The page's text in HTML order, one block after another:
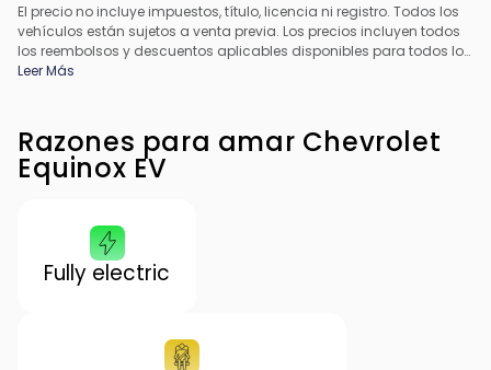
El precio no incluye impuestos, título, licencia ni registro. Todos los
vehículos están sujetos a venta previa. Los precios incluyen todos
los reembolsos y descuentos aplicables disponibles para todos los
consumidores; pueden aplicarse reembolsos adicionales. Es
de procesamiento del concesionario. El precio real del
concesionario puede variar.
Leer Más
Razones para amar Chevrolet
Equinox EV
Fully electric